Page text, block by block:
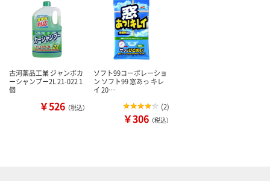
古河薬品工業 ジャンボカ
ーシャンプー2L 21-022 1
個
￥526 （税込）
ソフト99コーポレーショ
ン ソフト99 窓あっ キレ
イ 20…
(2)
￥306 （税込）